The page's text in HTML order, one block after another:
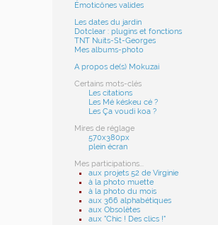
Émoticônes valides
Les dates du jardin
Dotclear : plugins et fonctions
TNT Nuits-St-Georges
Mes albums-photo
A propos de(s) Mokuzai
Certains mots-clés
Les citations
Les Mé késkeu cé ?
Les Ça voudi koa ?
Mires de réglage
570x380px
plein écran
Mes participations...
aux projets 52 de Virginie
à la photo muette
à la photo du mois
aux 366 alphabétiques
aux Obsolètes
aux "Chic ! Des clics !"